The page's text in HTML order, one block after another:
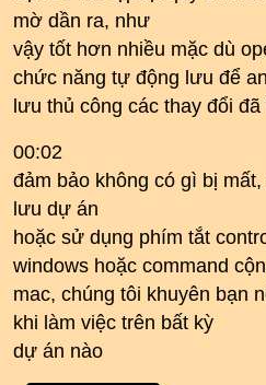
mờ dần ra, như
vậy tốt hơn nhiều mặc dù
chức năng tự động lưu để
lưu thủ công các thay đổi
00:02
đảm bảo không có gì bị
lưu dự án
hoặc sử dụng phím tắt
windows hoặc command
mac, chúng tôi khuyên bạn
khi làm việc trên bất kỳ
dự án nào